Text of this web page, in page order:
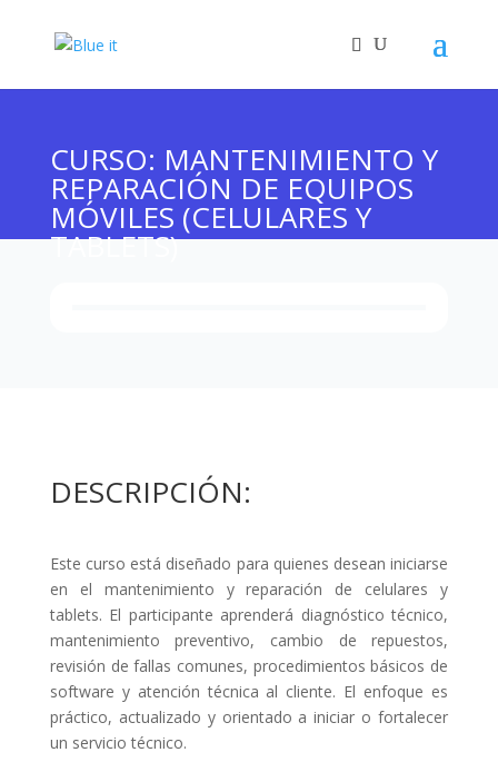
CURSO: MANTENIMIENTO Y
REPARACIÓN DE EQUIPOS
MÓVILES (CELULARES Y
TABLETS)
DESCRIPCIÓN:
Este curso está diseñado para quienes desean iniciarse
en el mantenimiento y reparación de celulares y
tablets. El participante aprenderá diagnóstico técnico,
mantenimiento preventivo, cambio de repuestos,
revisión de fallas comunes, procedimientos básicos de
software y atención técnica al cliente. El enfoque es
práctico, actualizado y orientado a iniciar o fortalecer
un servicio técnico.